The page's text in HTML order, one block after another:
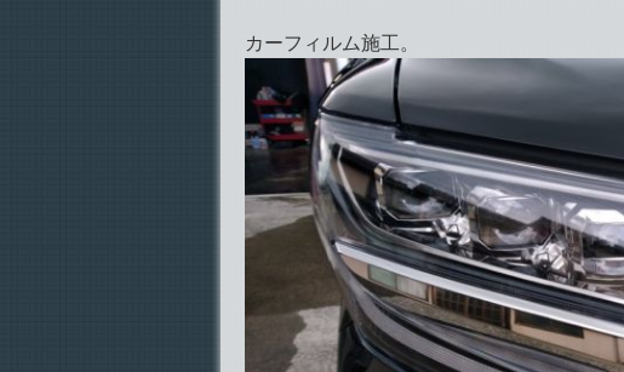
カーフィルム施工。